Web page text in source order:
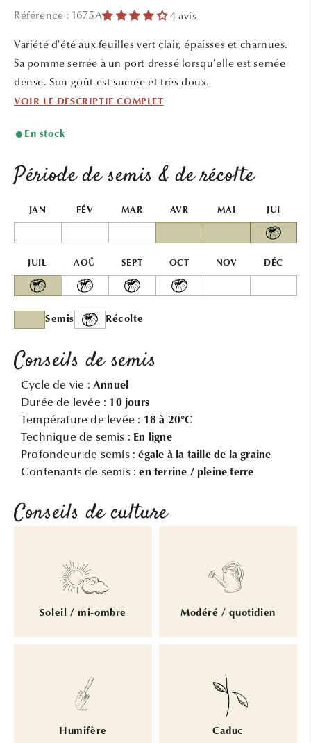
une
fenêtre
modale
Référence : 1675A 4 avis
Variété d'été aux feuilles vert clair, épaisses et charnues.
Sa pomme serrée à un port dressé lorsqu'elle est semée
dense. Son goût est sucrée et très doux.
VOIR LE DESCRIPTIF COMPLET
En stock
Période de semis & de récolte
JAN FÉV MAR AVR MAI JUI
JUIL AOÛ SEPT OCT NOV DÉC
Semis Récolte
Conseils de semis
Cycle de vie : Annuel
Durée de levée : 10 jours
Température de levée : 18 à 20°C
Technique de semis : En ligne
Profondeur de semis :égale à la taille de la graine
Contenants de semis :en terrine / pleine terre
Conseils de culture
Soleil / mi-ombre Modéré / quotidien
Humifère Caduc